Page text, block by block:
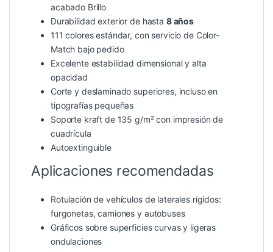
acabado Brillo
Durabilidad exterior de hasta 8 años
111 colores estándar, con servicio de Color-
Match bajo pedido
Excelente estabilidad dimensional y alta
opacidad
Corte y deslaminado superiores, incluso en
tipografías pequeñas
Soporte kraft de 135 g/m² con impresión de
cuadrícula
Autoextinguible
Aplicaciones recomendadas
Rotulación de vehículos de laterales rígidos:
furgonetas, camiones y autobuses
Gráficos sobre superficies curvas y ligeras
ondulaciones